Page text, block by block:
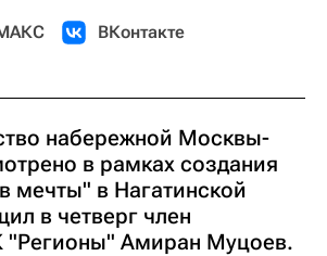
ВКонтакте
набережной Москвы-
в рамках создания
мечты" в Нагатинской
в четверг член
"Регионы" Амиран Муцоев.